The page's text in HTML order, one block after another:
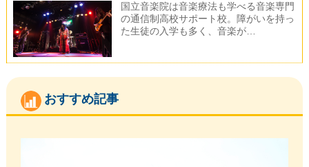
国立音楽院は音楽療法も学べる音楽専門
の通信制高校サポート校。障がいを持っ
た生徒の入学も多く、音楽が…
おすすめ記事